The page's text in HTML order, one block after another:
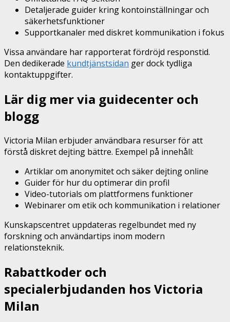
Detaljerade guider kring kontoinställningar och
säkerhetsfunktioner
Supportkanaler med diskret kommunikation i fokus
Vissa användare har rapporterat fördröjd responstid.
Den dedikerade kundtjänstsidan ger dock tydliga
kontaktuppgifter.
Lär dig mer via guidecenter och
blogg
Victoria Milan erbjuder användbara resurser för att
förstå diskret dejting bättre. Exempel på innehåll:
Artiklar om anonymitet och säker dejting online
Guider för hur du optimerar din profil
Video-tutorials om plattformens funktioner
Webinarer om etik och kommunikation i relationer
Kunskapscentret uppdateras regelbundet med ny
forskning och användartips inom modern
relationsteknik.
Rabattkoder och
specialerbjudanden hos Victoria
Milan